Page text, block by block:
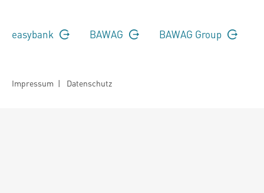
easybank BAWAG BAWAG Group
Impressum | Datenschutz